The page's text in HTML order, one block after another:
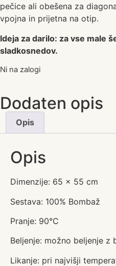
pečice ali obešena za
vpojna in prijetna na otip.
Ideja za darilo: za vse male
sladkosnedov.
Ni na zalogi
Dodaten opis
Opis
Opis
Dimenzije: 65 x 55 cm
Sestava: 100% Bombaž
Pranje: 90°C
Beljenje: možno beljenje z
Likanje: pri najvišji